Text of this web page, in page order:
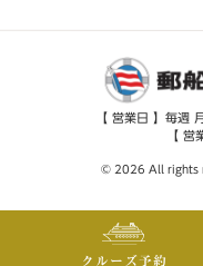
クルーズ予約
【 営業日 】毎週
【
© 2026 All rights